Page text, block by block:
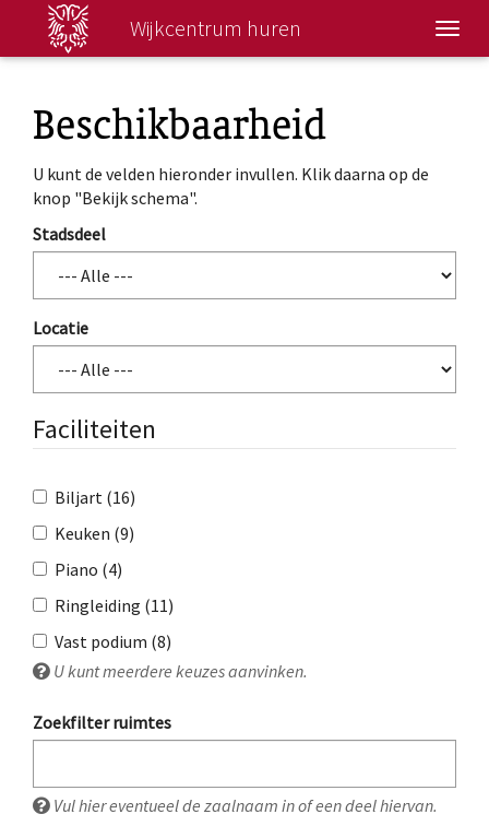
Wissel
Wijkcentrum huren
Beschikbaarheid
U kunt de velden hieronder invullen. Klik daarna op de
knop "Bekijk schema".
Stadsdeel
Locatie
Faciliteiten
Biljart (16)
Keuken (9)
Piano (4)
Ringleiding (11)
Vast podium (8)
U kunt meerdere keuzes aanvinken.
Zoekfilter ruimtes
Vul hier eventueel de zaalnaam in of een deel hiervan.